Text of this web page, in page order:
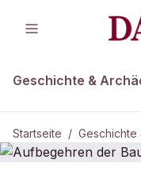
Geschichte &
Startseite / Geschichte